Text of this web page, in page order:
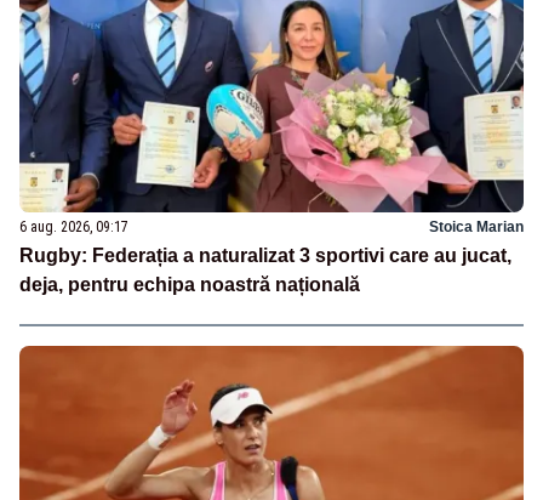
6 aug. 2026, 09:17 Stoica Marian
Rugby: Federația a naturalizat 3 sportivi care au jucat,
deja, pentru echipa noastră națională